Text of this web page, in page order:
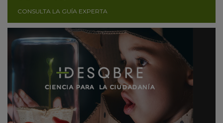
CONSULTA LA GUÍA EXPERTA